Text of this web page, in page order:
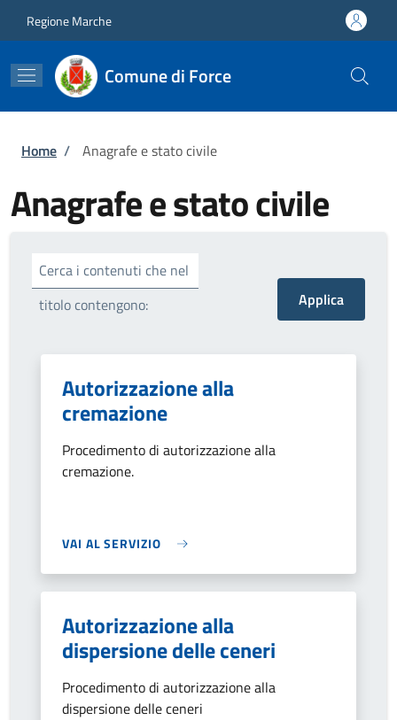
Regione Marche
Comune di Force
Briciole di pane
Home / Anagrafe e stato civile
Anagrafe e stato civile
Cerca i contenuti che nel
titolo contengono:
Autorizzazione alla
cremazione
Procedimento di autorizzazione alla
cremazione.
VAI AL SERVIZIO
Autorizzazione alla
dispersione delle ceneri
Procedimento di autorizzazione alla
dispersione delle ceneri